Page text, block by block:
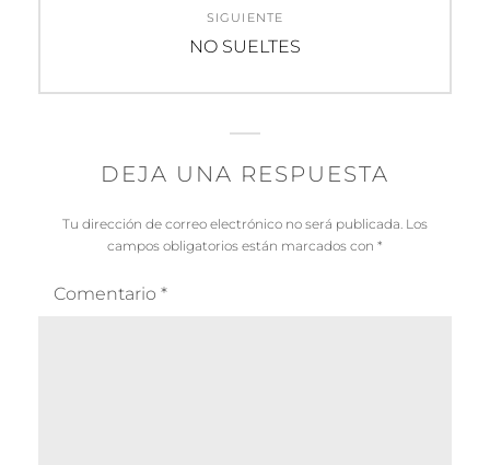
SIGUIENTE
Entrada
NO SUELTES
DEJA UNA RESPUESTA
Tu dirección de correo electrónico no será publicada. Los
campos obligatorios están marcados con *
Comentario *